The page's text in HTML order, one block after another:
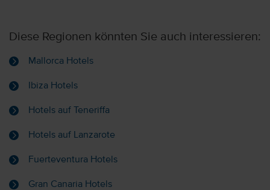
Diese Regionen könnten Sie auch interessieren:
Mallorca Hotels
Ibiza Hotels
Hotels auf Teneriffa
Hotels auf Lanzarote
Fuerteventura Hotels
Gran Canaria Hotels